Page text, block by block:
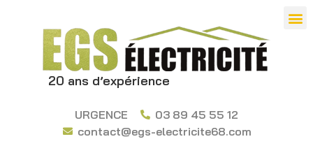
20 ans d’expérience
URGENCE
03 89 45 55 12
contact@egs-electricite68.com